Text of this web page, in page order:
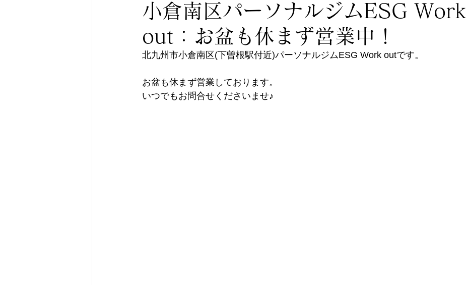
小倉南区パーソナルジムESG Work
out：お盆も休まず営業中！
北九州市小倉南区(下曽根駅付近)パーソナルジムESG Work outです。
お盆も休まず営業しております。
いつでもお問合せくださいませ♪